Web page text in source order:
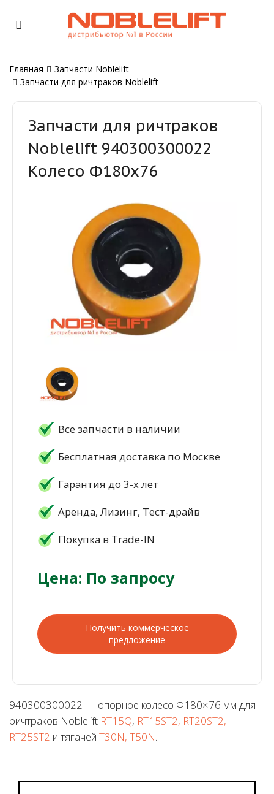
Главная
Запчасти Noblelift
Запчасти для ричтраков Noblelift
Запчасти для ричтраков
Noblelift 940300300022
Колесо Ф180x76
Все запчасти в наличии
Бесплатная доставка по Москве
Гарантия до 3-х лет
Аренда, Лизинг, Тест-драйв
Покупка в Trade-IN
Цена: По запросу
Получить коммерческое
предложение
940300300022 — опорное колесо Ф180×76 мм для
ричтраков Noblelift RT15Q, RT15ST2, RT20ST2,
RT25ST2 и тягачей T30N, T50N.